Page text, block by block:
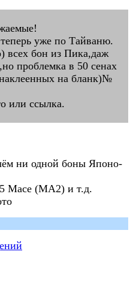
уже по Тайваню.
всех бон из Пика,даж
проблемка в 50 сенах
на бланк)№
или ссылка.
ни одной боны Японо-
Mace (МА2) и т.д.